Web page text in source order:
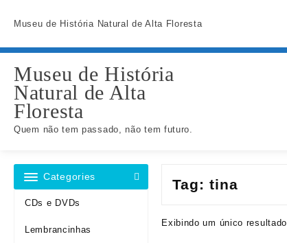
Museu de História Natural de Alta Floresta
Museu de História
Natural de Alta
Floresta
Quem não tem passado, não tem futuro.
Categories
CDs e DVDs
Lembrancinhas
Tag:tina
Exibindo um único resultado